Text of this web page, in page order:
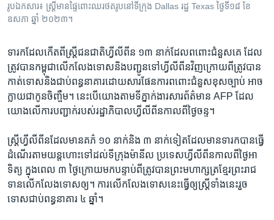
ទៅ​
រក
ភាសា
រូបឯកសារ៖ ស្ត្រីមានផ្ទៃពោះឈរថតរូបនៅទីក្រុង Dallas រដ្ឋ Texas ថ្ងៃទី១៨ ខែ
ឧសភា ឆ្នាំ ២០២៣។
ទារក​ដែល​កើត​ពី​ស្ត្រី​ជនជាតិ​ហ្វីលីពីន ១៣ នាក់​ដែល​ពពោះ​ជំនួស​គេ ដែល​
ត្រូវបាន​កម្ពុជា​លើកលែង​ទោស​និង​បញ្ជូន​ទៅ​ហ្វីលីពីន​វិញ​ក្រោយពី​ត្រូវបាន​
កាត់ទោស​និង​ជាប់​ពន្ធនាគារ​ដោយសារ​ផែនការ​ពពោះ​ជំនួស​ខុសច្បាប់ អាច​
ក្លាយជា​កូន​ចិញ្ចឹម។ នេះ​បើ​យោង​តាម​ទីភ្នាក់ងារ​សារព័ត៌មាន AFP ដែល​
យោង​លើ​ការ​បញ្ជាក់​របស់​រដ្ឋាភិបាល​ហ្វីលីពីន​កាលពី​ថ្ងៃ​ចន្ទ។
ស្ត្រី​ហ្វីលីពីន​ដែល​មាន​គភ៌ ១០ នាក់​និង ៣ នាក់​ទៀត​ដែល​មាន​ទារក​បាន​ធ្វើ
ដំណើរ​តាម​យន្តហោះ​ទៅ​ដល់​ទីក្រុង​ម៉ានីល ប្រទេស​ហ្វីលីពីន​កាល​ពី​ថ្ងៃ​អា
ទិត្យ ក្នុង​ពេល ៣ ថ្ងៃ​ក្រោយមក​បន្ទាប់ពី​ត្រូវ​បាន​ព្រះមហាក្សត្រ​ខ្មែរ​ព្រះរាជ​
ទាន​លើកលែង​ទោស​ឲ្យ។ ការ​លើកលែង​ទោស​នេះ​ធ្វើ​ឲ្យ​ស្ត្រី​ទាំងនេះ​រួច​
ទោស​ជាប់​ពន្ធនាគារ ៤ ឆ្នាំ។